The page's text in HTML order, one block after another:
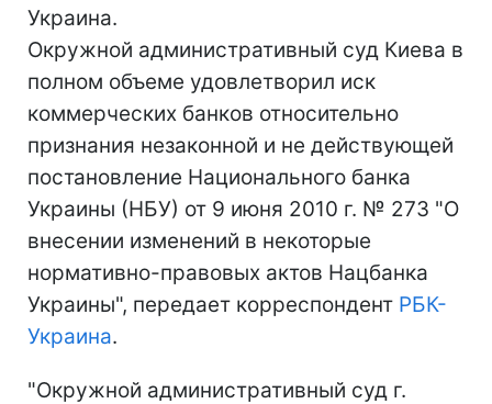
Украина.
Окружной административный суд Киева в
полном объеме удовлетворил иск
коммерческих банков относительно
признания незаконной и не действующей
постановление Национального банка
Украины (НБУ) от 9 июня 2010 г. № 273 "О
внесении изменений в некоторые
нормативно-правовых актов Нацбанка
Украины", передает корреспондент РБК-
Украина.
"Окружной административный суд г.